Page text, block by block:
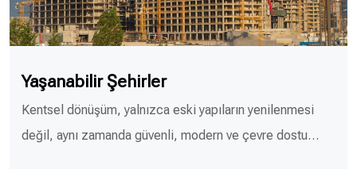
Yaşanabilir Şehirler
Kentsel dönüşüm, yalnızca eski yapıların yenilenmesi
değil, aynı zamanda güvenli, modern ve çevre dostu…